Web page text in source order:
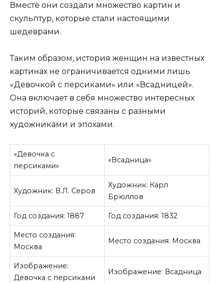
Вместе они создали множество картин и
скульптур, которые стали настоящими
шедеврами.
Таким образом, история женщин на известных
картинах не ограничивается одними лишь
«Девочкой с персиками» или «Всадницей».
Она включает в себя множество интересных
историй, которые связаны с разными
художниками и эпохами.
«Девочка с
персиками»
«Всадница»
Художник: В.Л. Серов
Художник: Карл
Брюллов
Год создания: 1887 Год создания: 1832
Место создания:
Москва
Место создания: Москва
Изображение:
Девочка с персиками
Изображение: Всадница